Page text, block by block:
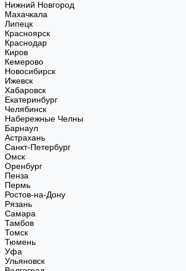
Нижний Новгород
Махачкала
Липецк
Красноярск
Краснодар
Киров
Кемерово
Новосибирск
Ижевск
Хабаровск
Екатеринбург
Челябинск
Набережные Челны
Барнаул
Астрахань
Санкт-Петербург
Омск
Оренбург
Пенза
Пермь
Ростов-на-Дону
Рязань
Самара
Тамбов
Томск
Тюмень
Уфа
Ульяновск